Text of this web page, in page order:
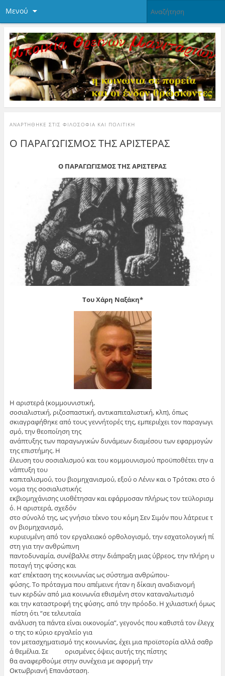
Μενού
ΑΝΑΡΤΉΘΗΚΕ ΣΤΙΣ ΦΙΛΟΣΟΦΊΑ ΚΑΙ ΠΟΛΙΤΙΚΉ
Ο ΠΑΡΑΓΩΓΙΣΜΟΣ ΤΗΣ ΑΡΙΣΤΕΡΑΣ
Ο ΠΑΡΑΓΩΓΙΣΜΟΣ ΤΗΣ ΑΡΙΣΤΕΡΑΣ
Του Χάρη Ναξάκη*
Η αριστερά (κομμουνιστική,
σοσιαλιστική, ριζοσπαστική, αντικαπιταλιστική, κλπ), όπως
σκιαγραφήθηκε από τους γεννήτορές της, εμπεριέχει τον παραγωγι
σμό, την θεοποίηση της
ανάπτυξης των παραγωγικών δυνάμεων διαμέσου των εφαρμογών
της επιστήμης. Η
έλευση του σοσιαλισμού και του κομμουνισμού προϋποθέτει την α
νάπτυξη του
καπιταλισμού, του βιομηχανισμού, εξού ο Λένιν και ο Τρότσκι στο ό
νομα της σοσιαλιστικής
εκβιομηχάνισης υιοθέτησαν και εφάρμοσαν πλήρως τον τεϋλορισμ
ό. Η αριστερά, σχεδόν
στο σύνολό της, ως γνήσιο τέκνο του κόμη Σεν Σιμόν που λάτρευε τ
ον βιομηχανισμό,
κυριευμένη από τον εργαλειακό ορθολογισμό, την εσχατολογική πί
στη για την ανθρώπινη
παντοδυναμία, συνέβαλλε στην διάπραξη μιας ύβρεος, την πλήρη υ
ποταγή της φύσης και
κατ’ επέκταση της κοινωνίας ως σύστημα ανθρώπου-
φύσης. Το πρόταγμα που απέμεινε ήταν η δίκαιη αναδιανομή
των κερδών από μια κοινωνία εθισμένη στον καταναλωτισμό
και την καταστροφή της φύσης, από την πρόοδο. Η χιλιαστική όμως
πίστη ότι “σε τελευταία
ανάλυση τα πάντα είναι οικονομία”, γεγονός που καθιστά τον έλεγχ
ο της το κύριο εργαλείο για
τον μετασχηματισμό της κοινωνίας, έχει μια προϊστορία αλλά σαθρ
ά θεμέλια. Σε ορισμένες όψεις αυτής της πίστης
θα αναφερθούμε στην συνέχεια με αφορμή την
Οκτωβριανή Επανάσταση.